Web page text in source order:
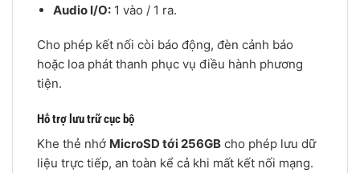
Audio I/O:1 vào / 1 ra.
Cho phép kết nối còi báo động, đèn cảnh báo
hoặc loa phát thanh phục vụ điều hành phương
tiện.
Hỗ trợ lưu trữ cục bộ
Khe thẻ nhớ MicroSD tới 256GB cho phép lưu dữ
liệu trực tiếp, an toàn kể cả khi mất kết nối mạng.